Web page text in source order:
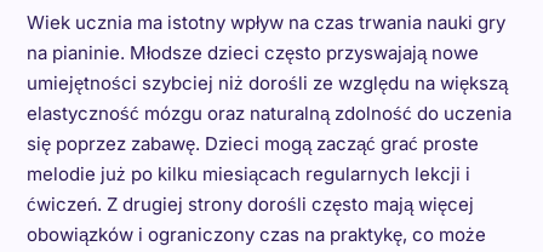
Wiek ucznia ma istotny wpływ na czas trwania nauki gry
na pianinie. Młodsze dzieci często przyswajają nowe
umiejętności szybciej niż dorośli ze względu na większą
elastyczność mózgu oraz naturalną zdolność do uczenia
się poprzez zabawę. Dzieci mogą zacząć grać proste
melodie już po kilku miesiącach regularnych lekcji i
ćwiczeń. Z drugiej strony dorośli często mają więcej
obowiązków i ograniczony czas na praktykę, co może